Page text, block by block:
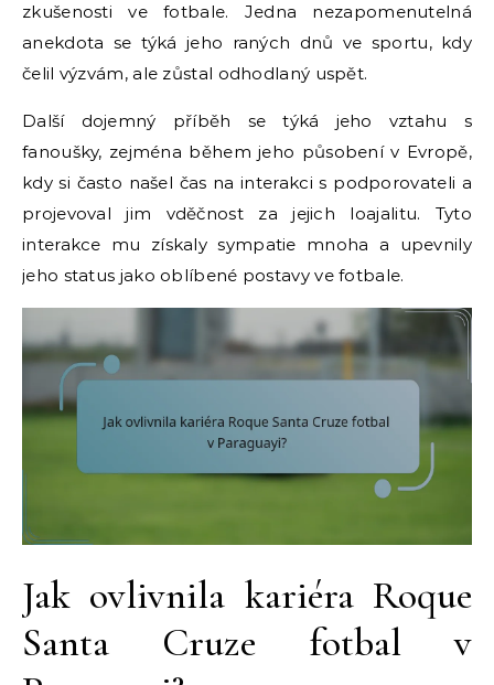
zkušenosti ve fotbale. Jedna nezapomenutelná
anekdota se týká jeho raných dnů ve sportu, kdy
čelil výzvám, ale zůstal odhodlaný uspět.
Další dojemný příběh se týká jeho vztahu s
fanoušky, zejména během jeho působení v Evropě,
kdy si často našel čas na interakci s podporovateli a
projevoval jim vděčnost za jejich loajalitu. Tyto
interakce mu získaly sympatie mnoha a upevnily
jeho status jako oblíbené postavy ve fotbale.
Jak ovlivnila kariéra Roque
Santa Cruze fotbal v